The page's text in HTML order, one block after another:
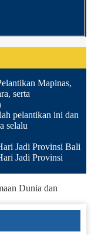
Mapinas,
serta
pelantikan ini dan
selalu
Jadi Provinsi Bali
Jadi Provinsi
Dunia dan